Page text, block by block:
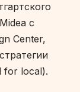
с
Center,
for local).